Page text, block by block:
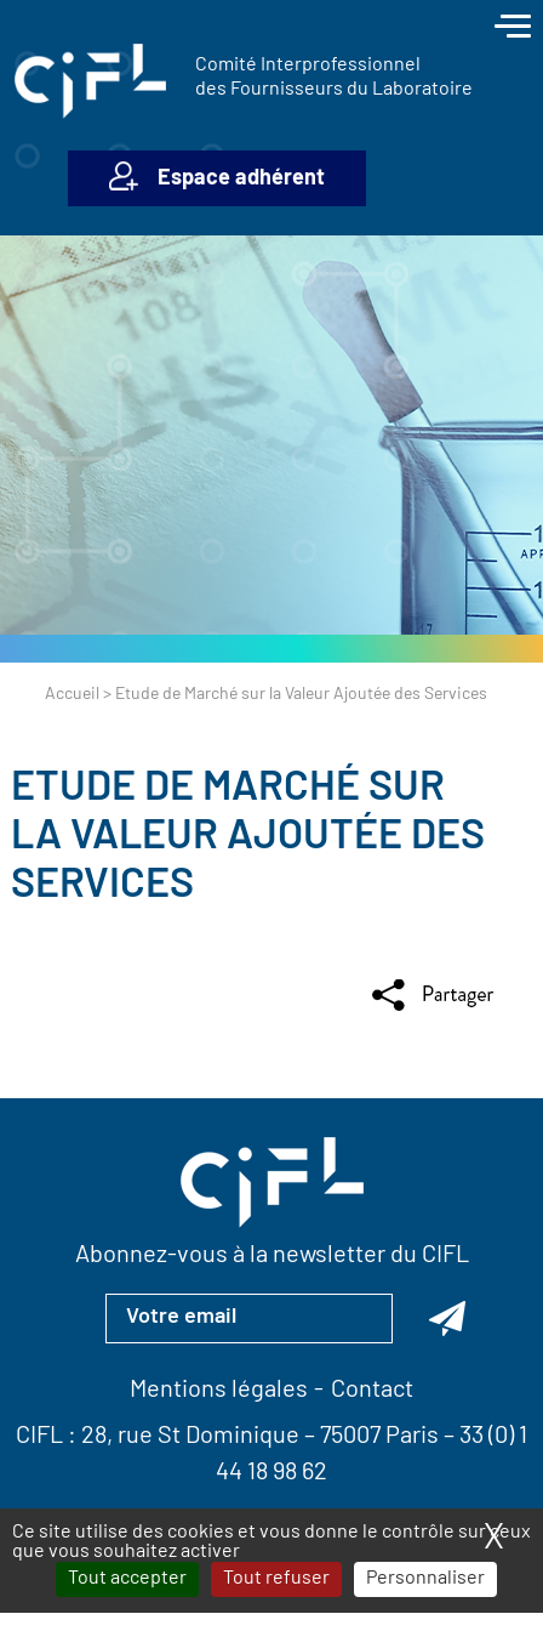
Ce site utilise des cookies et vous donne le contrôle sur ceux
que vous souhaitez activer
Tout accepter
Tout refuser Personnaliser
X
Comité Interprofessionnel
des Fournisseurs du Laboratoire
Espace adhérent
Accueil > Etude de Marché sur la Valeur Ajoutée des Services
ETUDE DE MARCHÉ SUR
LA VALEUR AJOUTÉE DES
SERVICES
Abonnez-vous à la newsletter du CIFL
Mentions légales
Contact
CIFL : 28, rue St Dominique – 75007 Paris – 33 (0) 1
44 18 98 62